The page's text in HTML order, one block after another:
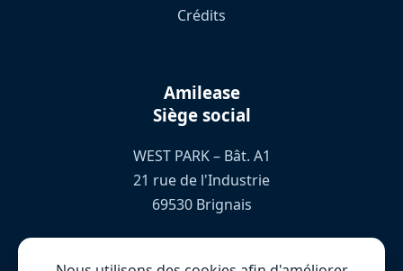
Crédits
Amilease
Siège social
WEST PARK – Bât. A1
21 rue de l'Industrie
69530 Brignais